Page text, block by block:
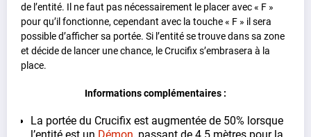
de l’entité. Il ne faut pas nécessairement le placer avec « F »
pour qu’il fonctionne, cependant avec la touche « F » il sera
possible d’afficher sa portée. Si l’entité se trouve dans sa zone
et décide de lancer une chance, le Crucifix s’embrasera à la
place.
Informations complémentaires :
La portée du Crucifix est augmentée de 50% lorsque